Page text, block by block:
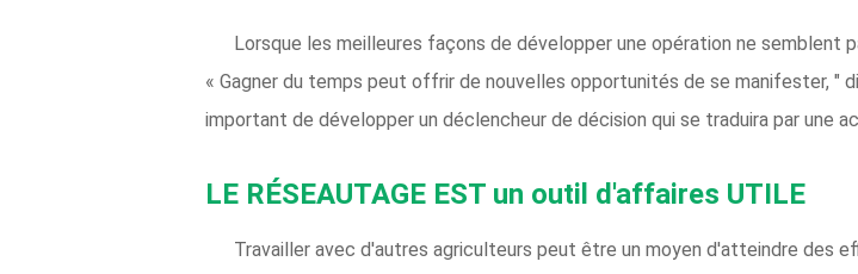
Lorsque les meilleures façons de développer une opération ne semblent
« Gagner du temps peut offrir de nouvelles opportunités de se manifester,
important de développer un déclencheur de décision qui se traduira par une
LE RÉSEAUTAGE EST un outil d'affaires UTILE
Travailler avec d'autres agriculteurs peut être un moyen d'atteindre des